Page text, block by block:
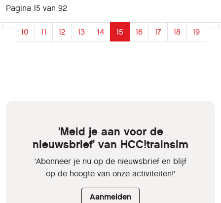
mogelijkheden van het pakket zien,
aanvang rond 13.00 uur. Dit artikel wordt
wanneer nodig aangevuld en is op 7
Pagina 15 van 92
10 11 12 13 14 15 16 17 18 19
'Meld je aan voor de
nieuwsbrief' van HCC!trainsim
'Abonneer je nu op de nieuwsbrief en blijf
op de hoogte van onze activiteiten!'
Aanmelden